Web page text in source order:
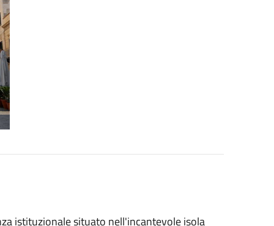
istituzionale situato nell'incantevole isola